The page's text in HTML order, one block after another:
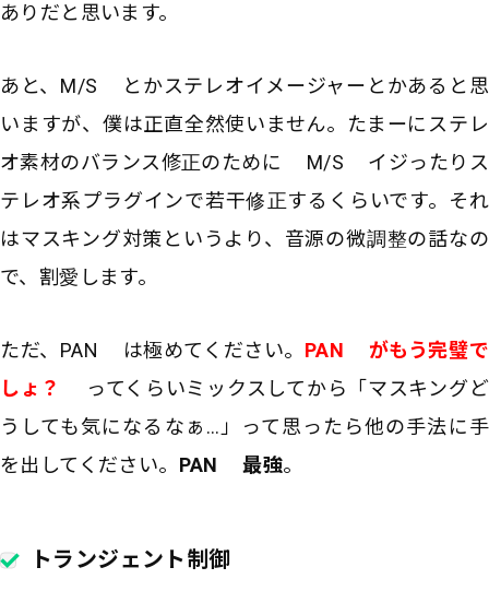
ありだと思います。
あと、M/S とかステレオイメージャーとかあると思
いますが、僕は正直全然使いません。たまーにステレ
オ素材のバランス修正のために M/S イジったりス
テレオ系プラグインで若干修正するくらいです。それ
はマスキング対策というより、音源の微調整の話なの
で、割愛します。
ただ、PAN は極めてください。 PAN がもう完璧で
しょ？
ってくらいミックスしてから「マスキングど
うしても気になるなぁ…」って思ったら他の手法に手
を出してください。 PAN 最強。
トランジェント制御